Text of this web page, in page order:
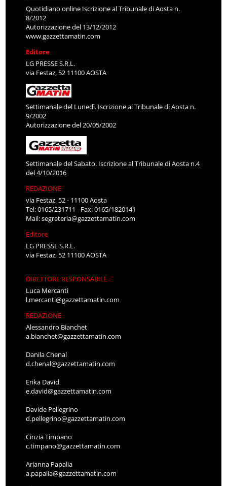
Quotidiano online Iscrizione al Tribunale di Aosta n.
8/2012
Autorizzazione del 13/12/2012
www.gazzettamatin.com
Editore
LG PRESSE S.R.L.
via Festaz, 52 11100 AOSTA
Settimanale del Lunedì. Iscrizione al Tribunale di Aosta n.
9/2002
Autorizzazione del 20/05/2002
Settimanale del Sabato. Iscrizione al Tribunale di Aosta n.4
del 4/10/2016
REDAZIONE
via Festaz, 52 - 11100 Aosta
Tel: 0165/231711 - Fax: 0165/1820141
Mail:segreteria@gazzettamatin.com
Editore
LG PRESSE S.R.L.
via Festaz, 52 11100 AOSTA
DIRETTORE RESPONSABILE
Luca Mercanti
l.mercanti@gazzettamatin.com
REDAZIONE
Alessandro Bianchet
a.bianchet@gazzettamatin.com
Danila Chenal
d.chenal@gazzettamatin.com
Erika David
e.david@gazzettamatin.com
Davide Pellegrino
d.pellegrino@gazzettamatin.com
Cinzia Timpano
c.timpano@gazzettamatin.com
Arianna Papalia
a.papalia@gazzettamatin.com